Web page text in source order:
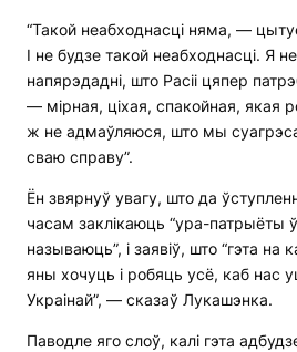
“Такой неабходнасці няма, —
І не будзе такой неабходнасці. Я
напярэдадні, што Расіі цяпер
— мірная, ціхая, спакойная, якая
ж не адмаўляюся, што мы
сваю справу”.
Ён звярнуў увагу, што да
часам заклікаюць “ура-патрыёты ў
называюць”, і заявіў, што “гэта на
яны хочуць і робяць усё, каб нас
Украінай”, — сказаў Лукашэнка.
Паводле яго слоў, калі гэта